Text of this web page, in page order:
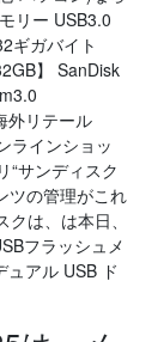
リー USB3.0
ギガバイト
】 SanDisk
外リテール
ラインショッ
“サンディスク
ツの管理がこれ
は、は本日、
フラッシュメ
アル USB ド